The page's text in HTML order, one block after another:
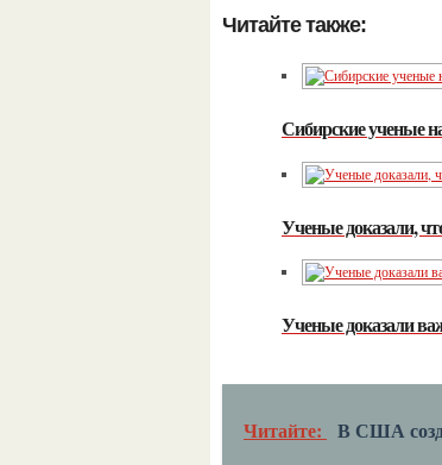
Читайте также:
Сибирские ученые
Ученые доказали,
Ученые доказали
Читайте: В США